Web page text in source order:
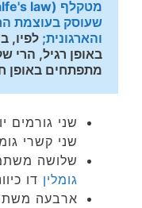
והארגונית; לפיו,
מתפתחים באופן
שני גורמים
שני קשרי
שלושה
גומלין דו
ארבעה